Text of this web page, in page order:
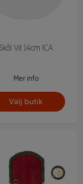
Vit 14cm ICA
Mer info
Välj butik